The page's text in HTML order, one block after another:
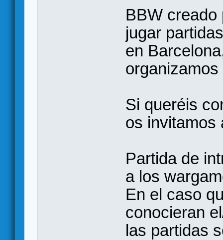
BBW creado
jugar
en
Si queréis
os invitamos
Partida de
a los
En el caso
conocieran
las partidas